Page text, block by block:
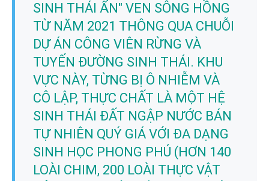
SINH THÁI ẨN" VEN SÔNG HỒNG
TỪ NĂM 2021 THÔNG QUA CHUỖI
DỰ ÁN CÔNG VIÊN RỪNG VÀ
TUYẾN ĐƯỜNG SINH THÁI. KHU
VỰC NÀY, TỪNG BỊ Ô NHIỄM VÀ
CÔ LẬP, THỰC CHẤT LÀ MỘT HỆ
SINH THÁI ĐẤT NGẬP NƯỚC BÁN
TỰ NHIÊN QUÝ GIÁ VỚI ĐA DẠNG
SINH HỌC PHONG PHÚ (HƠN 140
LOÀI CHIM, 200 LOÀI THỰC VẬT